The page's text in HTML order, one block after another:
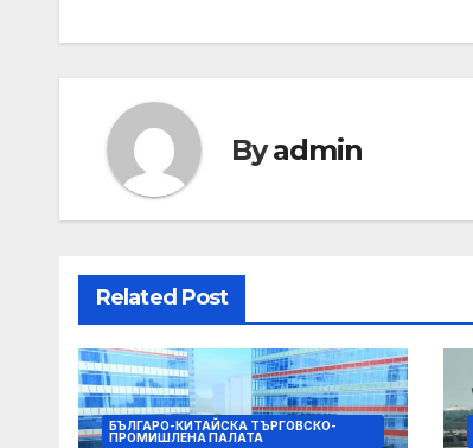
Byadmin
Related Post
БЪЛГАРО-КИТАЙСКА ТЪРГОВСКО-
ПРОМИШЛЕНА ПАЛАТА